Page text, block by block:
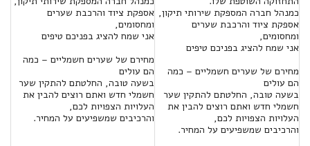
כמנהל חברה המספקת שירותי תיקון,
אספקת ציוד והרכבת שערים
ומחסומים,
אני שמח להציג בפניכם טיפים
מחירם של שערים חשמליים – כמה
הם עולים
בשעה טובה, החלטתם להתקין שער
חשמלי חדש ואתם רוצים להבין את
העלויות הצפויות לכם,
והרכיבים שמשפיעים על המחיר.
אספקת ציוד והרכבת שערים
ומחסומים,
אני שמח להציג בפניכם טיפים
מחירם של שערים חשמליים – כמה
הם עולים
בשעה טובה, החלטתם להתקין שער
חשמלי חדש ואתם רוצים להבין את
העלויות הצפויות לכם,
והרכיבים שמשפיעים על המחיר.